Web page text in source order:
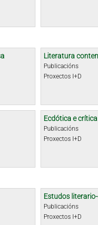
Literatura
Publicacións
Proxectos I+D
Ecdótica e
Publicacións
Proxectos I+D
Estudos
Publicacións
Proxectos I+D